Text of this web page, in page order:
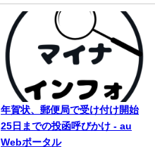
年賀状、郵便局で受け付け開始
25日までの投函呼びかけ - au
Webポータル